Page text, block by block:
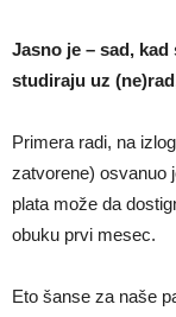
Jasno je – sad,
studiraju uz
Primera radi, na
zatvorene) osvanuo
plata može da
obuku prvi mesec.
Eto šanse za naše